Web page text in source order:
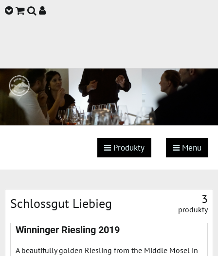
Produkty Menu
Schlossgut Liebieg 3
produkty
Winninger Riesling 2019
A beautifully golden Riesling from the Middle Mosel in